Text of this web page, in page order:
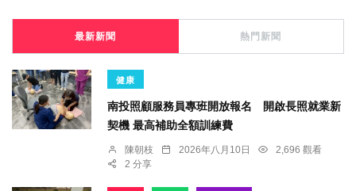
最新新聞 熱門新聞
健康
南投照顧服務員專班開放報名 開啟長照就業新
契機 最高補助全額訓練費
陳朝枝 2026年八月10日
2,696 觀看
2 分享